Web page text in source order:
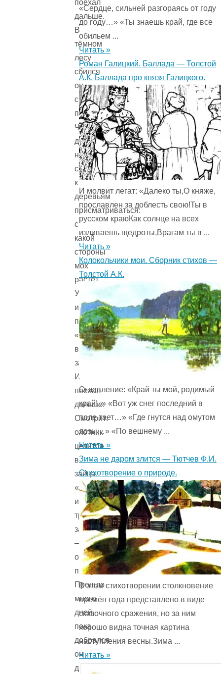
поехал
дальше.
В
тёмном
лесу
сбился
он
с
пути.
Чтобы
дорогу
найти,
стал
к
деревьям
присматриваться:
с
какой
стороны
мох
растёт.
Увидел
и
подумал:
«Есть
вторая
загадка!»
И
поехал
дальше.
Смотрит:
охотник
целится
в
зайца.
«Есть
и
третья
загадка!»
—
обрадовался
пастух.
Прошло
много
дней,
пока
добрался
он
до
«Сердце, сильней разгораясь от году
до году…» «Ты знаешь край, где все
обильем ...
Читать »
Роман Галицкий. Баллада — Толстой
А.К. Баллада про князя Галицкого.
И молвит легат: «Далеко ты,О княже,
прославлен за доблесть свою!Ты в
русском краюКак солнце на всех
изливаешь щедроты,Врагам ты в ...
Читать »
Колокольчики мои. Сборник стихов —
Толстой А.К.
Оглавление: «Край ты мой, родимый
край!..» «Вот уж снег последний в
поле тает…» «Где гнутся над омутом
лозы…» «По вешнему ...
Читать »
Зима не даром злится — Тютчев Ф.И.
Стихотворение о природе.
В этом стихотворении столкновение
времён года представ­лено в виде
сказочного сражения, но за ним
хорошо видна точная картина
наступления весны.Зима ...
Читать »